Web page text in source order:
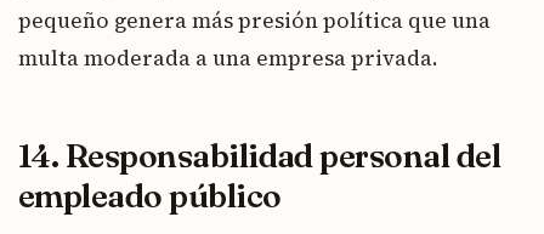
pequeño genera más presión política que una
multa moderada a una empresa privada.
14. Responsabilidad personal del
empleado público